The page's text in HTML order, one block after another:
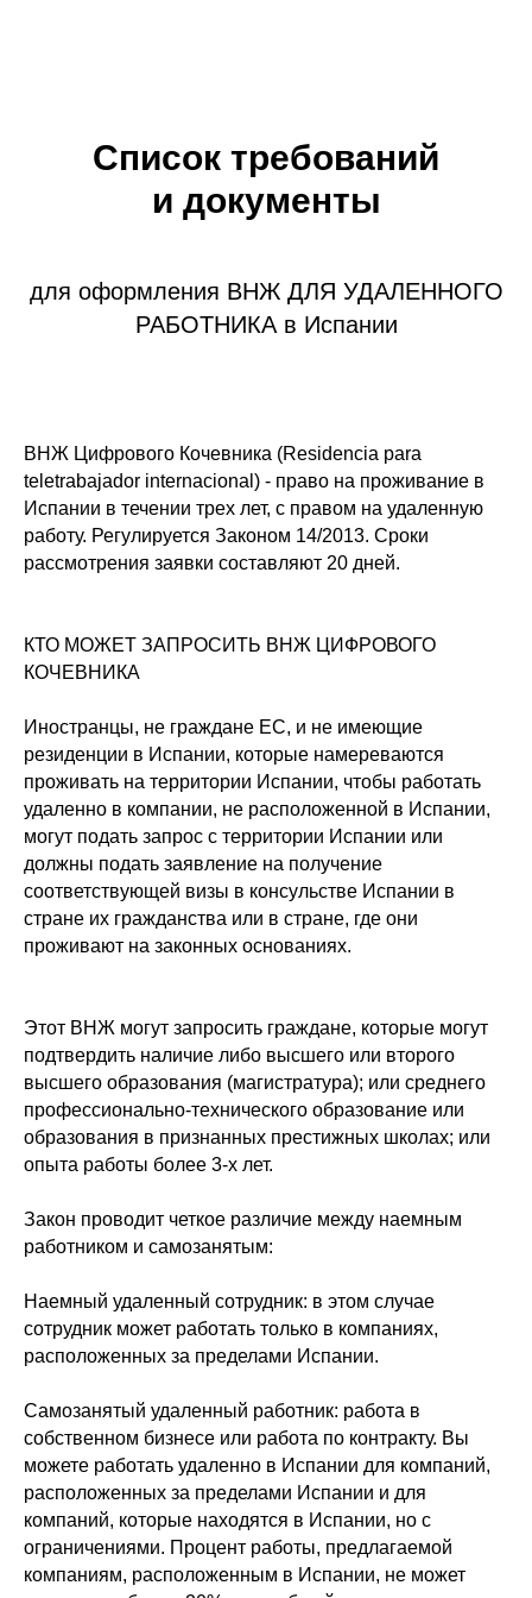
Список требований
и документы
для оформления ВНЖ ДЛЯ УДАЛЕННОГО
РАБОТНИКА в Испании
ВНЖ Цифрового Кочевника (Residencia para
teletrabajador internacional) - право на проживание в
Испании в течении трех лет, с правом на удаленную
работу. Регулируется Законом 14/2013. Сроки
рассмотрения заявки составляют 20 дней.
КТО МОЖЕТ ЗАПРОСИТЬ ВНЖ ЦИФРОВОГО
КОЧЕВНИКА
Иностранцы, не граждане ЕС, и не имеющие
резиденции в Испании, которые намереваются
проживать на территории Испании, чтобы работать
удаленно в компании, не расположенной в Испании,
могут подать запрос с территории Испании или
должны подать заявление на получение
соответствующей визы в консульстве Испании в
стране их гражданства или в стране, где они
проживают на законных основаниях.
Этот ВНЖ могут запросить граждане, которые могут
подтвердить наличие либо высшего или второго
высшего образования (магистратура); или среднего
профессионально-технического образование или
образования в признанных престижных школах; или
опыта работы более 3-х лет.
Закон проводит четкое различие между наемным
работником и самозанятым:
Наемный удаленный сотрудник: в этом случае
сотрудник может работать только в компаниях,
расположенных за пределами Испании.
Самозанятый удаленный работник: работа в
собственном бизнесе или работа по контракту. Вы
можете работать удаленно в Испании для компаний,
расположенных за пределами Испании и для
компаний, которые находятся в Испании, но с
ограничениями. Процент работы, предлагаемой
компаниям, расположенным в Испании, не может